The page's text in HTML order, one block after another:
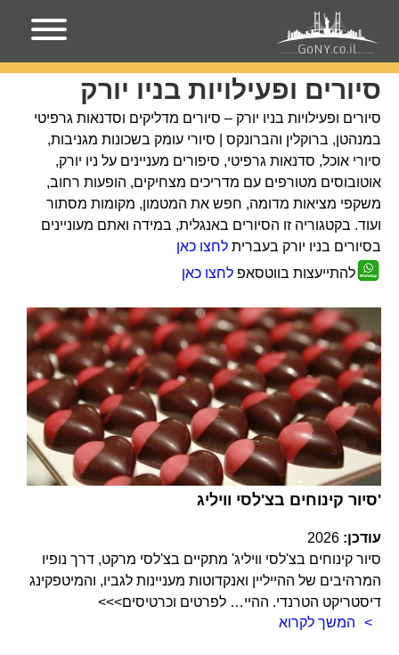
עמוד הבית סיורים ופעילויות בניו יורק
סיורים ופעילויות בניו יורק
סיורים ופעילויות בניו יורק – סיורים מדליקים וסדנאות גרפיטי
במנהטן, ברוקלין והברונקס | סיורי עומק בשכונות מגניבות,
סיורי אוכל, סדנאות גרפיטי, סיפורים מעניינים על ניו יורק,
אוטובוסים מטורפים עם מדריכים מצחיקים, הופעות רחוב,
משקפי מציאות מדומה, חפש את המטמון, מקומות מסתור
ועוד. בקטגוריה זו הסיורים באנגלית, במידה ואתם מעוניינים
בסיורים בניו יורק בעברית לחצו כאן
להתייעצות בווטסאפ לחצו כאן
סיור קינוחים בצ'לסי וויליג'
עודכן: 2026
סיור קינוחים בצ'לסי וויליג' מתקיים בצ'לסי מרקט, דרך נופיו
המרהיבים של ההייליין ואנקדוטות מעניינות לגביו, והמיטפקינג
דיסטריקט הטרנדי. ההיי… לפרטים וכרטיסים>>>
המשך לקרוא